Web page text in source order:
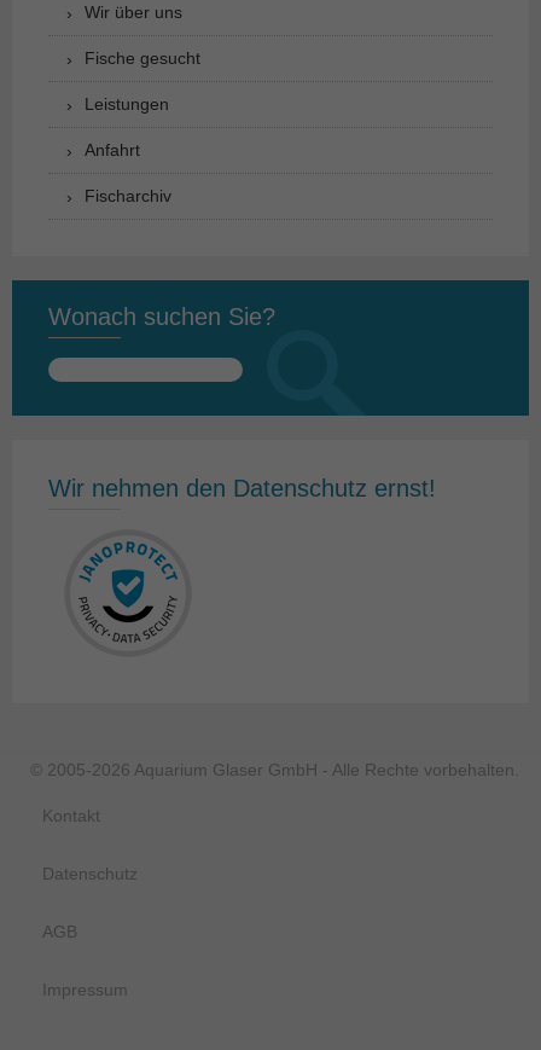
Wir über uns
Fische gesucht
Leistungen
Anfahrt
Fischarchiv
Wonach suchen Sie?
Suchen
Wir nehmen den Datenschutz ernst!
© 2005-2026 Aquarium Glaser GmbH - Alle Rechte vorbehalten.
Kontakt
Datenschutz
AGB
Impressum